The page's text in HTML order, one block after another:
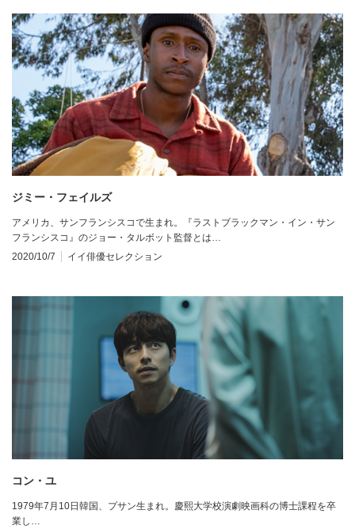
ジミー・フェイルズ
アメリカ、サンフランシスコで生まれ。『ラストブラックマン・イン・サン
フランシスコ』のジョー・タルボット監督とは…
2020/10/7
イイ俳優セレクション
コン・ユ
1979年7月10日韓国、プサン生まれ。慶熙大学校演劇映画科の博士課程を卒
業し…